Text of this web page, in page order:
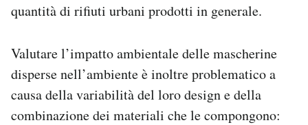
quantità di rifiuti urbani prodotti in generale.
Valutare l’impatto ambientale delle mascherine
disperse nell’ambiente è inoltre problematico a
causa della variabilità del loro design e della
combinazione dei materiali che le compongono: